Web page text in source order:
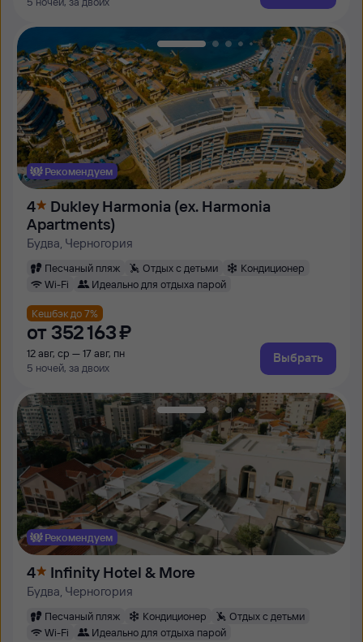
Рекомендуем
4
Dukley Harmonia (ex. Harmonia
Apartments)
Будва, Черногория
Песчаный пляж Отдых с детьми
Кондиционер
Wi-Fi
Идеально для отдыха парой
Кешбэк до 7%
от 352 ⁠163 ⁠₽
12 авг, ср — 17 авг, пн
5 ночей, за двоих
Выбрать
Рекомендуем
4 Infinity Hotel & More
Будва, Черногория
Песчаный пляж Кондиционер
Отдых с детьми
Wi-Fi
Идеально для отдыха парой